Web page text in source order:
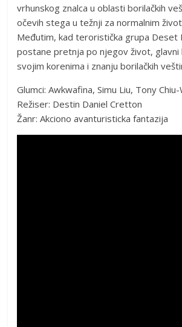
vrhunskog znalca u oblasti borilačkih
očevih stega u težnji za normalnim
Međutim, kad teroristička grupa Deset
postane pretnja po njegov život, glavni
svojim korenima i znanju borilačkih
Glumci: Awkwafina, Simu Liu, Tony
Režiser: Destin Daniel Cretton
Žanr: Akciono avanturisticka fantazija